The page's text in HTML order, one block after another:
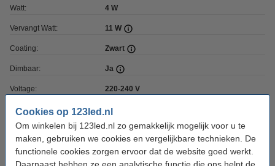
Cookies op 123led.nl
Om winkelen bij 123led.nl zo gemakkelijk mogelijk voor u te
maken, gebruiken we cookies en vergelijkbare technieken. De
functionele cookies zorgen ervoor dat de website goed werkt.
Watt: 4 W
Vervangt Watt: 11 W
Coating: Zwart
Dimbaar: Ja
Voltage: 220-240 V
Ingangsfrequentie: 50-60Hz
Lengte: 137 mm
Diameter: Ø 95 mm